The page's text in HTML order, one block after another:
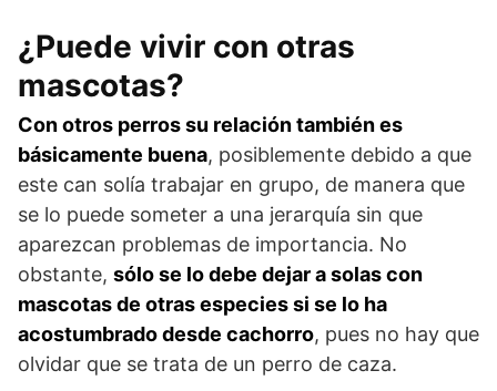
¿Puede vivir con otras
mascotas?
Con otros perros su relación también es
básicamente buena, posiblemente debido a que
este can solía trabajar en grupo, de manera que
se lo puede someter a una jerarquía sin que
aparezcan problemas de importancia. No
obstante, sólo se lo debe dejar a solas con
mascotas de otras especies si se lo ha
acostumbrado desde cachorro, pues no hay que
olvidar que se trata de un perro de caza.